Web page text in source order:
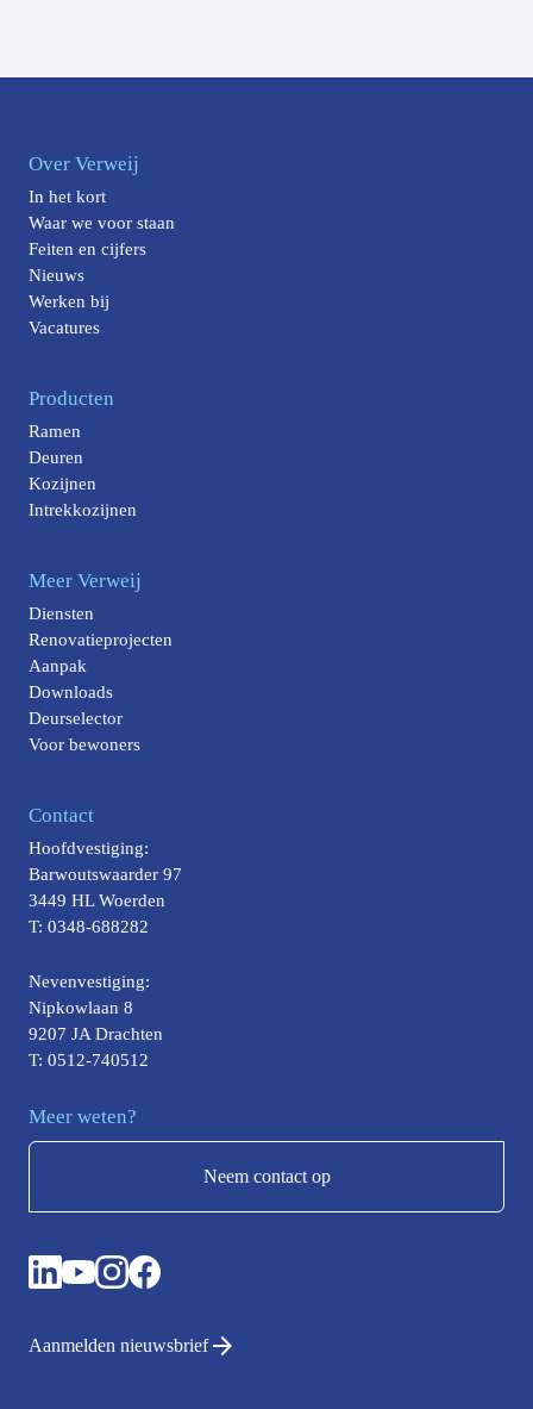
Over Verweij
In het kort
Waar we voor staan
Feiten en cijfers
Nieuws
Werken bij
Vacatures
Producten
Ramen
Deuren
Kozijnen
Intrekkozijnen
Meer Verweij
Diensten
Renovatieprojecten
Aanpak
Downloads
Deurselector
Voor bewoners
Contact
Hoofdvestiging:
Barwoutswaarder 97
3449 HL Woerden
T: 0348-688282
Nevenvestiging:
Nipkowlaan 8
9207 JA Drachten
T: 0512-740512
Meer weten?
Neem contact op
Aanmelden nieuwsbrief